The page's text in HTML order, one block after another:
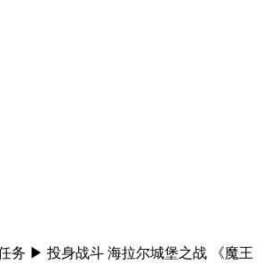
务 ▶ 投身战斗 海拉尔城堡之战 《魔王